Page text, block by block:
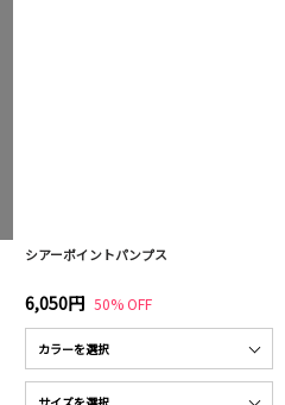
シアーポイントパンプス
6,050円 50% OFF